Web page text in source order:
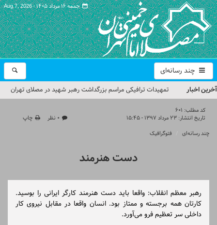
جمعه ۱۶ مرداد ۱۴۰۵ - Aug 7, 2026
چند رسانه‌ای
آخرین اخبار
تمهیدات ترافیکی مراسم بزرگداشت رهبر شهید در مصلای تهران
حجت‌الاسلام حاج علی‌اکبری؛ خطیب این هفته نماز جمعه تهران
معظم انقلاب
گزارش تصویری| مراسم بزرگداشت آقای شهید ایران
کد مطلب: 601
تاریخ انتشار: ۲۳ مرداد ۱۳۹۷ - ۱۵:۴۵ ۰ نظر
چاپ
چند رسانه‌ای
فتوگرافیک
دست هنرمند
رهبر معظم انقلاب: واقعا باید دست هنرمند کارگر ایرانی را بوسید.
کارتان همه برجسته و ممتاز بود. انسان واقعا در مقابل نیروی کار
داخلی سر تعظیم فرو می‌آورد.